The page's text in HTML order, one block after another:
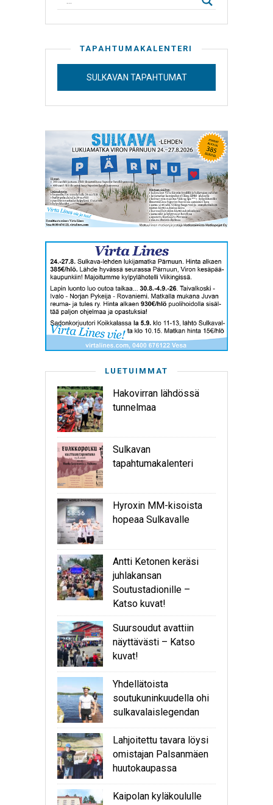
TAPAHTUMAKALENTERI
SULKAVAN TAPAHTUMAT
LUETUIMMAT
Hakovirran lähdössä
tunnelmaa
Sulkavan
tapahtumakalenteri
Hyroxin MM-kisoista
hopeaa Sulkavalle
Antti Ketonen keräsi
juhlakansan
Soutustadionille –
Katso kuvat!
Suursoudut avattiin
näyttävästi – Katso
kuvat!
Yhdellätoista
soutukuninkuudella ohi
sulkavalaislegendan
Lahjoitettu tavara löysi
omistajan Palsanmäen
huutokaupassa
Kaipolan kyläkoululle